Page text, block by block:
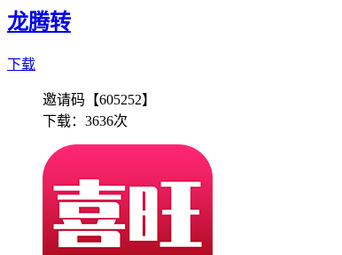
龙腾转
下载
邀请码【605252】
下载： 3636次